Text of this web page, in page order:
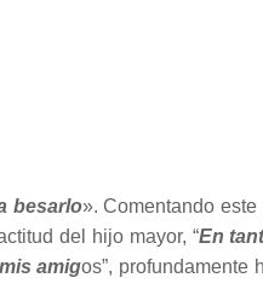
besarlo». Comentando
del hijo mayor, “En
amigos”, profundamente